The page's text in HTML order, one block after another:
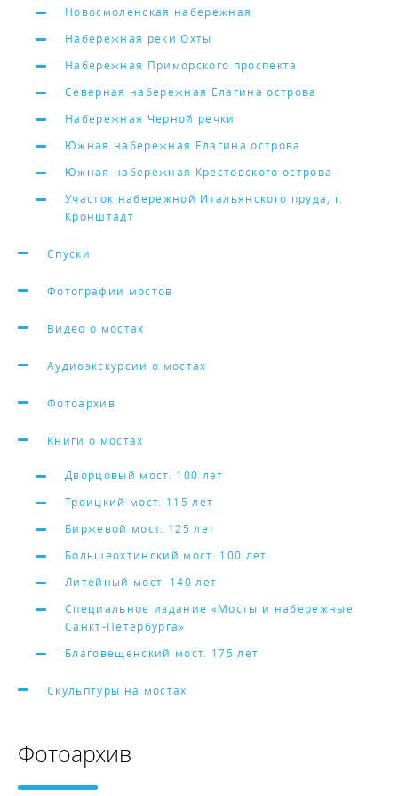
Новосмоленская набережная
Набережная реки Охты
Набережная Приморского проспекта
Северная набережная Елагина острова
Набережная Черной речки
Южная набережная Елагина острова
Южная набережная Крестовского острова
Участок набережной Итальянского пруда, г.
Кронштадт
Спуски
Фотографии мостов
Видео о мостах
Аудиоэкскурсии о мостах
Фотоархив
Книги о мостах
Дворцовый мост. 100 лет
Троицкий мост. 115 лет
Биржевой мост. 125 лет
Большеохтинский мост. 100 лет
Литейный мост. 140 лет
Специальное издание «Мосты и набережные
Санкт-Петербурга»
Благовещенский мост. 175 лет
Скульптуры на мостах
Фотоархив